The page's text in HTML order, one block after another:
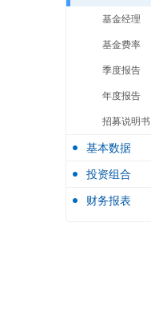
基金经理
基金费率
季度报告
年度报告
招募说明书
基本数据
投资组合
财务报表